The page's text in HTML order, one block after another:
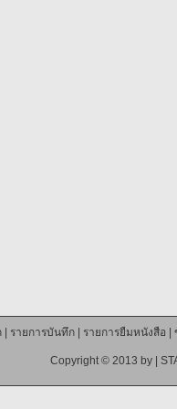
| รายการบันทึก| รายการยืมหนังสือ
Copyright © 2013 by |